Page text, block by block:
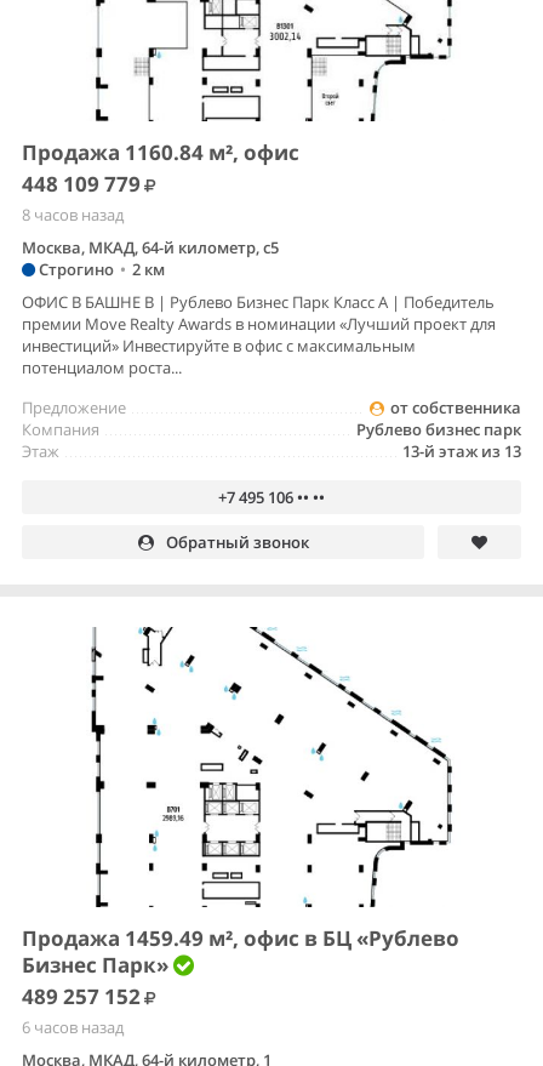
Продажа 1160.84 м², офис
448 109 779
8 часов назад
Москва, МКАД, 64-й километр, с5
Строгино • 2 км
ОФИС В БАШНЕ B | Рублево Бизнес Парк Класс А | Победитель
премии Move Realty Awards в номинации «Лучший проект для
инвестиций» Инвестируйте в офис с максимальным
потенциалом роста...
от собственника
Предложение
Рублево бизнес парк
Компания
13-й этаж из 13
Этаж
+7 495 106 •• ••
Обратный звонок
Продажа 1459.49 м², офис в БЦ «Рублево
Бизнес Парк»
489 257 152
6 часов назад
Москва, МКАД, 64-й километр, 1